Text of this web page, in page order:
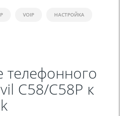
VOIP НАСТРОЙКА
C58/C58P к